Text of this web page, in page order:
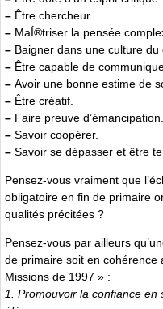
– Être chercheur.
– MaÍ®triser la pensée
– Baigner dans une culture du
– Être capable de
– Avoir une bonne estime de
– Être créatif.
– Faire preuve d’émancipation.
– Savoir coopérer.
– Savoir se dépasser et être
Pensez-vous vraiment que
obligatoire en fin de primaire
qualités précitées ?
Pensez-vous par ailleurs
de primaire soit en cohérence
Missions de 1997 » :
1. Promouvoir la confiance